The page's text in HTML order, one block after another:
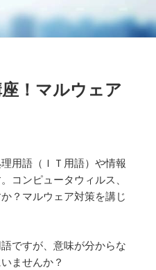
！マルウェア
用語（ＩＴ用語）や情報
コンピュータウィルス、
？マルウェア対策を講じ
ですが、意味が分からな
ませんか？